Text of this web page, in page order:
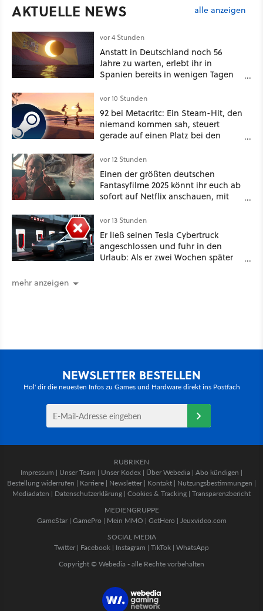
AKTUELLE NEWS alle anzeigen
vor 4 Stunden
Anstatt in Deutschland noch 56
Jahre zu warten, erlebt ihr in
Spanien bereits in wenigen Tagen
vor 10 Stunden
92 bei Metacritc: Ein Steam-Hit, den
niemand kommen sah, steuert
gerade auf einen Platz bei den
vor 12 Stunden
Einen der größten deutschen
Fantasyfilme 2025 könnt ihr euch ab
sofort auf Netflix anschauen, mit
vor 13 Stunden
Er ließ seinen Tesla Cybertruck
angeschlossen und fuhr in den
Urlaub: Als er zwei Wochen später
mehr anzeigen
NEWSLETTER BESTELLEN
Hol' dir die neuesten Infos zu Games und Hardware direkt ins Postfach
RUBRIKEN
Impressum | Unser Team | Unser Kodex | Über Webedia | Abo kündigen |
Bestellung widerrufen | Karriere | Newsletter | Kontakt | Nutzungsbestimmungen |
Mediadaten | Datenschutzerklärung | Cookies & Tracking | Transparenzbericht
MEDIENGRUPPE
GameStar| GamePro | Mein MMO | GetHero | Jeuxvideo.com
SOCIAL MEDIA
Twitter | Facebook | Instagram | TikTok | WhatsApp
Copyright © Webedia - alle Rechte vorbehalten